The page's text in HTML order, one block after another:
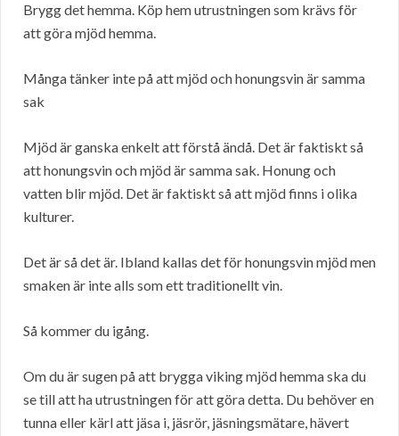
Brygg det hemma. Köp hem utrustningen som krävs för
att göra mjöd hemma.
Många tänker inte på att mjöd och honungsvin är samma
sak
Mjöd är ganska enkelt att förstå ändå. Det är faktiskt så
att honungsvin och mjöd är samma sak. Honung och
vatten blir mjöd. Det är faktiskt så att mjöd finns i olika
kulturer.
Det är så det är. Ibland kallas det för honungsvin mjöd men
smaken är inte alls som ett traditionellt vin.
Så kommer du igång.
Om du är sugen på att brygga viking mjöd hemma ska du
se till att ha utrustningen för att göra detta. Du behöver en
tunna eller kärl att jäsa i, jäsrör, jäsningsmätare, hävert